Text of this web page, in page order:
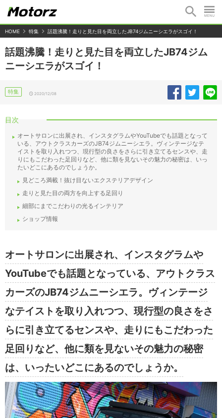
HOME 特集 話題沸騰！走りと見た目を両立したJB74ジムニーシエラがスゴイ！
話題沸騰！走りと見た目を両立したJB74ジム
ニーシエラがスゴイ！
特集 2020/12/08
目次
オートサロンに出展され、インスタグラムやYouTubeでも話題となって
いる、アウトクラスカーズのJB74ジムニーシエラ。ヴィンテージなテ
イストを取り入れつつ、現行型の良さをさらに引き立てるセンスや、走
りにもこだわった足回りなど、他に類を見ないその魅力の秘密は、いっ
たいどこにあるのでしょうか。
見どころ満載！抜け目ないエクステリアデザイン
走りと見た目の両方を向上する足回り
細部にまでこだわりの光るインテリア
ショップ情報
オートサロンに出展され、インスタグラムや
YouTubeでも話題となっている、アウトクラス
カーズのJB74ジムニーシエラ。ヴィンテージ
なテイストを取り入れつつ、現行型の良さをさ
らに引き立てるセンスや、走りにもこだわった
足回りなど、他に類を見ないその魅力の秘密
は、いったいどこにあるのでしょうか。